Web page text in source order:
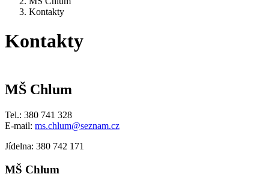
Kontakty
Kontakty
MŠ Chlum
Tel.: 380 741 328
E-mail: ms.chlum@seznam.cz
Jídelna: 380 742 171
MŠ Chlum